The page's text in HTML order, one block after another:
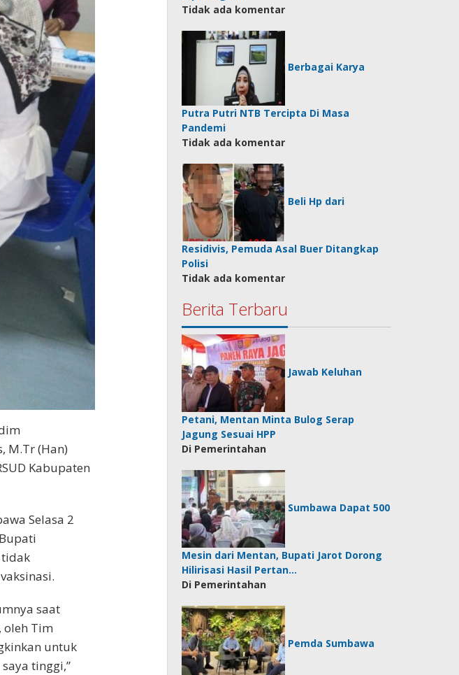
M.Tr (Han)
Kabupaten
Selasa 2
tidak
saat
oleh Tim
untuk
tinggi,”
Tidak ada komentar
Berbagai Karya
Putra Putri NTB Tercipta Di Masa
Pandemi
Tidak ada komentar
Beli Hp dari
Residivis, Pemuda Asal Buer Ditangkap
Polisi
Tidak ada komentar
Berita Terbaru
Jawab Keluhan
Petani, Mentan Minta Bulog Serap
Jagung Sesuai HPP
Di Pemerintahan
Sumbawa Dapat 500
Mesin dari Mentan, Bupati Jarot Dorong
Hilirisasi Hasil Pertan…
Di Pemerintahan
Pemda Sumbawa